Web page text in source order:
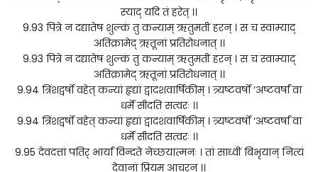
स्याद् यदि तं हरेत् ।।
9.93 पित्रे न दद्यातेष शुल्कं तु कन्याम् ऋतुमतीं हरन् । स च स्वाम्याद्
अतिक्रामेद् ऋतूनां प्रतिरोधनात् ।।
9.93 पित्रे न दद्यातेष शुल्कं तु कन्याम् ऋतुमतीं हरन् । स च स्वाम्याद्
अतिक्रामेद् ऋतूनां प्रतिरोधनात् ।।
9.94 त्रिंशद्वर्षो वहेत् कन्यां हृद्यां द्वादशवार्षिकीम् । त्र्यष्टवर्षो ‘अष्टवर्षां वा
धर्मे सीदति सत्वरः ।।
9.94 त्रिंशद्वर्षो वहेत् कन्यां हृद्यां द्वादशवार्षिकीम् । त्र्यष्टवर्षो ‘अष्टवर्षां वा
धर्मे सीदति सत्वरः ।।
9.95 देवदत्तां पतिर् भार्यां विन्दते नेच्छयात्मनः । तां साध्वीं बिभृयान् नित्यं
देवानां प्रियम् आचरन् ।।